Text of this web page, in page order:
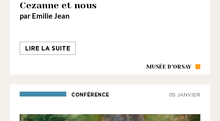
Cezanne et nous
par Emilie Jean
LIRE LA SUITE
MUSÉE D'ORSAY
CONFÉRENCE 05 JANVIER